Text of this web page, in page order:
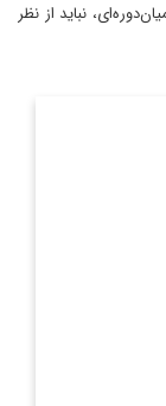
نباید از نظر
امور
و عضو
خارجه است.